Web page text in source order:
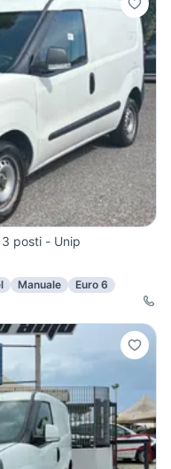
posti - Unip
Manuale
Euro 6